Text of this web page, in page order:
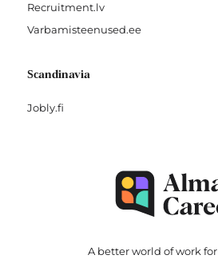
Recruitment.lv
Varbamisteenused.ee
Scandinavia
Jobly.fi
A better world of work for